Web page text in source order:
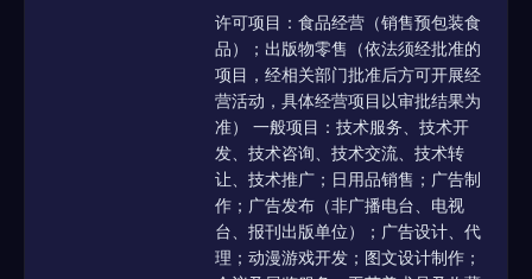
许可项目：食品经营（销售预包装食
品）；出版物零售（依法须经批准的
项目，经相关部门批准后方可开展经
营活动，具体经营项目以审批结果为
准） 一般项目：技术服务、技术开
发、技术咨询、技术交流、技术转
让、技术推广；日用品销售；广告制
作；广告发布（非广播电台、电视
台、报刊出版单位）；广告设计、代
理；动漫游戏开发；图文设计制作；